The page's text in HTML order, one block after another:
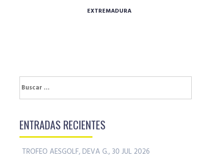
EXTREMADURA
Buscar:
ENTRADAS RECIENTES
TROFEO AESGOLF, DEVA G., 30 JUL 2026